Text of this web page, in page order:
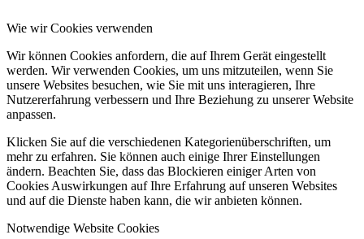
Wie wir Cookies verwenden
Wir können Cookies anfordern, die auf Ihrem Gerät eingestellt
werden. Wir verwenden Cookies, um uns mitzuteilen, wenn Sie
unsere Websites besuchen, wie Sie mit uns interagieren, Ihre
Nutzererfahrung verbessern und Ihre Beziehung zu unserer Website
anpassen.
Klicken Sie auf die verschiedenen Kategorienüberschriften, um
mehr zu erfahren. Sie können auch einige Ihrer Einstellungen
ändern. Beachten Sie, dass das Blockieren einiger Arten von
Cookies Auswirkungen auf Ihre Erfahrung auf unseren Websites
und auf die Dienste haben kann, die wir anbieten können.
Notwendige Website Cookies